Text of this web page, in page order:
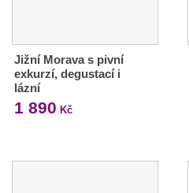
Jižní Morava s pivní
exkurzí, degustací i
lázní
1 890 Kč